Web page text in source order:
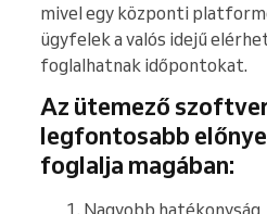
mivel egy központi
ügyfelek a valós idejű
foglalhatnak időpontokat.
Az ütemező
legfontosabb
foglalja magában: